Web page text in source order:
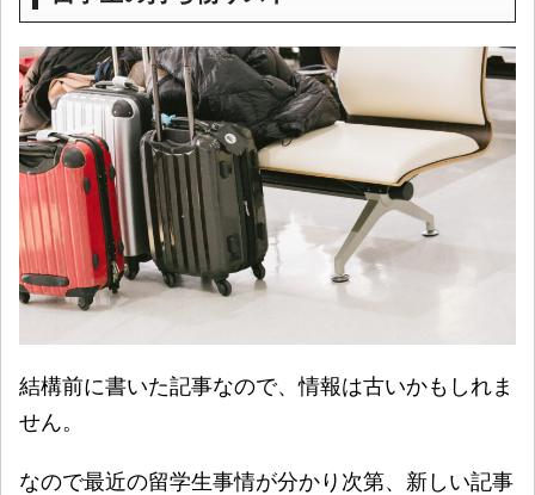
結構前に書いた記事なので、情報は古いかもしれま
せん。
なので最近の留学生事情が分かり次第、新しい記事